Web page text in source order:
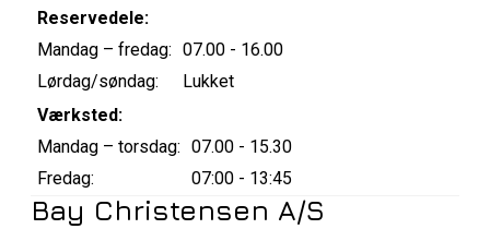
Reservedele:
Mandag – fredag: 07.00 - 16.00
Lørdag/søndag:
Lukket
Værksted:
Mandag – torsdag: 07.00 - 15.30
Fredag:
07:00 - 13:45
Bay Christensen A/S